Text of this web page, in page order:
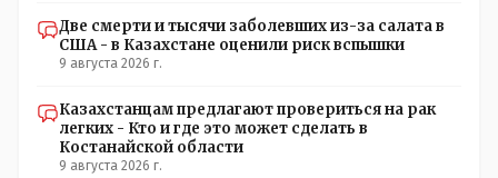
добывает ресурсы себе обязательно были их же СМИ
или СМИ с непрозрачными доходами фиг пойми от кого
нашему населению. Захотим мы сейчас пересмотреть
контракты по КТК и тут сразу же проснется какой-
нибудь айран или катык и будет доказывать что все это
происки китая или россии, казахстану нельзя ничего
Две смерти и тысячи заболевших из-за салата в
США - в Казахстане оценили риск вспышки
9 августа 2026 г.
Казахстанцам предлагают провериться на рак
легких - Кто и где это может сделать в
Костанайской области
9 августа 2026 г.